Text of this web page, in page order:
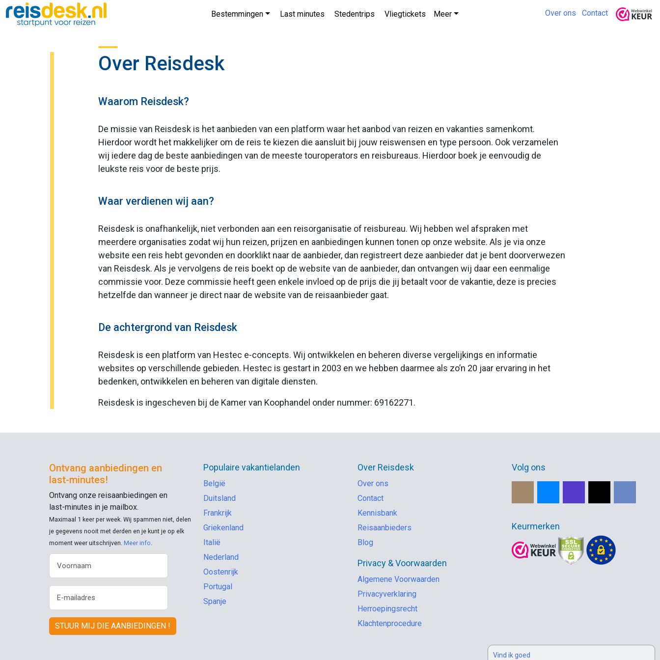
Bestemmingen Last minutes Stedentrips Vliegtickets Meer Over ons Contact
Over Reisdesk
Waarom Reisdesk?
De missie van Reisdesk is het aanbieden van een platform waar het aanbod van reizen en vakanties samenkomt.
Hierdoor wordt het makkelijker om de reis te kiezen die aansluit bij jouw reiswensen en type persoon. Ook verzamelen
wij iedere dag de beste aanbiedingen van de meeste touroperators en reisbureaus. Hierdoor boek je eenvoudig de
leukste reis voor de beste prijs.
Waar verdienen wij aan?
Reisdesk is onafhankelijk, niet verbonden aan een reisorganisatie of reisbureau. Wij hebben wel afspraken met
meerdere organisaties zodat wij hun reizen, prijzen en aanbiedingen kunnen tonen op onze website. Als je via onze
website een reis hebt gevonden en doorklikt naar de aanbieder, dan registreert deze aanbieder dat je bent doorverwezen
van Reisdesk. Als je vervolgens de reis boekt op de website van de aanbieder, dan ontvangen wij daar een eenmalige
commissie voor. Deze commissie heeft geen enkele invloed op de prijs die jij betaalt voor de vakantie, deze is precies
hetzelfde dan wanneer je direct naar de website van de reisaanbieder gaat.
De achtergrond van Reisdesk
Reisdesk is een platform van Hestec e-concepts. Wij ontwikkelen en beheren diverse vergelijkings en informatie
websites op verschillende gebieden. Hestec is gestart in 2003 en we hebben daarmee als zo’n 20 jaar ervaring in het
bedenken, ontwikkelen en beheren van digitale diensten.
Reisdesk is ingescheven bij de Kamer van Koophandel onder nummer: 69162271.
Ontvang aanbiedingen en
last-minutes!
Ontvang onze reisaanbiedingen en
last-minutes in je mailbox.
Maximaal 1 keer per week. Wij spammen niet, delen
je gegevens nooit met derden en je kunt je op elk
moment weer uitschrijven. Meer info.
Populaire vakantielanden
België
Duitsland
Frankrijk
Griekenland
Italië
Nederland
Oostenrijk
Portugal
Spanje
Over Reisdesk
Over ons
Contact
Kennisbank
Reisaanbieders
Blog
Privacy & Voorwaarden
Algemene Voorwaarden
Privacyverklaring
Herroepingsrecht
Klachtenprocedure
Volg ons
Keurmerken
Vind ik goed